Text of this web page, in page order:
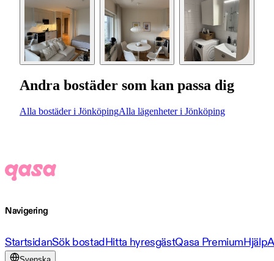
Andra bostäder som kan passa dig
Alla bostäder i JönköpingAlla lägenheter i Jönköping
Navigering
StartsidanSök bostadHitta hyresgästQasa PremiumHjälp